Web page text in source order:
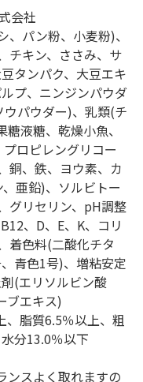
会社
、パン粉、小麦粉)、
チキン、ささみ、サ
タンパク、大豆エキ
プ、ニンジンパウダ
パウダー)、乳類(チ
液糖、乾燥小魚、
ロピレングリコー
銅、鉄、ヨウ素、カ
亜鉛)、ソルビトー
グリセリン、pH調整
、D、E、K、コリ
着色料(二酸化チタ
青色1号)、増粘安定
(エリソルビン酸
ブエキス)
、脂質6.5％以上、粗
分13.0％以下
ンスよく取れますの